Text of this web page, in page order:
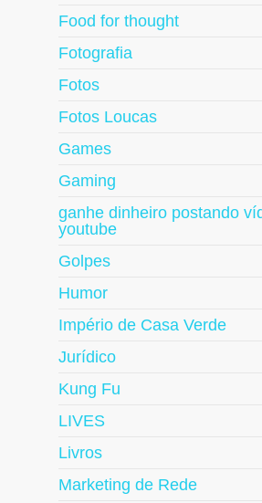
Food for thought
Fotografia
Fotos
Fotos Loucas
Games
Gaming
ganhe dinheiro postando
youtube
Golpes
Humor
Império de Casa Verde
Jurídico
Kung Fu
LIVES
Livros
Marketing de Rede